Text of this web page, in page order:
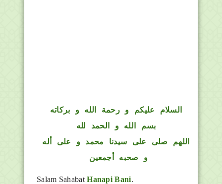
السلام عليكم و رحمة الله و بركاته
بسم الله و الحمد لله
اللهم صلى على سيدنا محمد و على أله
و صحبه أجمعين
Salam SahabatHanapi Bani.